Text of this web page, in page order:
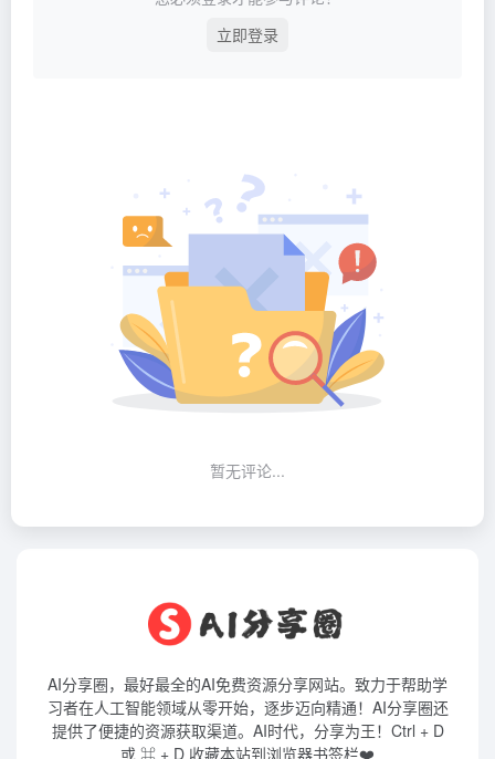
立即登录
暂无评论...
AI分享圈，最好最全的AI免费资源分享网站。致力于帮助学
习者在人工智能领域从零开始，逐步迈向精通！AI分享圈还
提供了便捷的资源获取渠道。AI时代，分享为王！Ctrl + D
或 ⌘ + D 收藏本站到浏览器书签栏❤️